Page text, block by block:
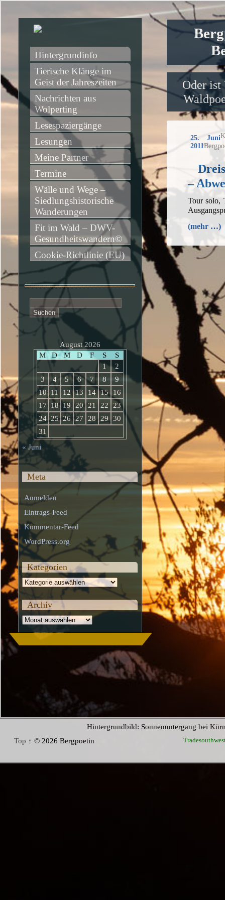
Oder ist
25. Juni
2011
–
Tour solo,
(mehr …)
Hintergrundinfo
Tierische Klänge im
Geist der Jahreszeiten
Nachrichten aus
Wolperting
Lesespaziergänge
Lesungen
Meine Partner
Termine
Wälle und Wege –
Siedlungshistorische
Wanderungen
Fit im Wald – DWV-
Gesundheitswandern©
Cookie-Richtlinie (EU)
nach:
August 2026
M
D M D F S
S
1
2
3
4 5 6 7 8
9
10
11 12 13 14 15
16
17
18 19 20 21 22
23
24 25 26 27 28 29
30
31
« Juni
Meta
Anmelden
Eintrags-Feed
Kommentar-Feed
WordPress.org
Kategorien
Kategorien
Archiv
Archiv
Hintergrundbild: Sonnenuntergang bei
Top ↑ © 2026 Bergpoetin